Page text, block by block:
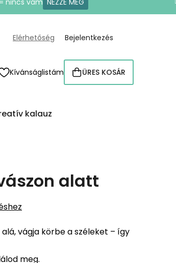
nincs vám NÉZZE MEG
Elérhetőség Bejelentkezés
Kívánságlistám KOSÁR
ÜRES KOSÁR
kalauz
alatt
vágja körbe a széleket – így
meg.